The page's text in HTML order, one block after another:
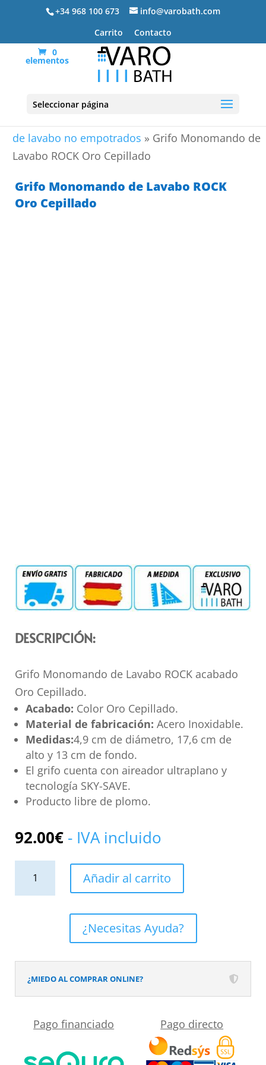
+34 968 100 673
info@varobath.com
Carrito
Contacto
0
elementos
Seleccionar página
de lavabo no empotrados » Grifo Monomando de
Lavabo ROCK Oro Cepillado
Grifo Monomando de Lavabo ROCK
Oro Cepillado
DESCRIPCIÓN:
Grifo Monomando de Lavabo ROCK acabado
Oro Cepillado.
Acabado: Color Oro Cepillado.
Material de fabricación: Acero Inoxidable.
Medidas:4,9 cm de diámetro, 17,6 cm de
alto y 13 cm de fondo.
El grifo cuenta con aireador ultraplano y
tecnología SKY-SAVE.
Producto libre de plomo.
92.00€ - IVA incluido
Oro
Cepillado
cantidad
Añadir al carrito
¿Necesitas Ayuda?
¿MIEDO AL COMPRAR ONLINE?
Pago financiado Pago directo